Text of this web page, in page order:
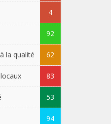
4
92
la qualité 62
83
53
94